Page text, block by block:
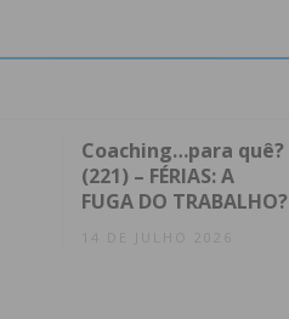
Coaching…para quê?
(221) – FÉRIAS: A
FUGA DO TRABALHO?
14 DE JULHO 2026